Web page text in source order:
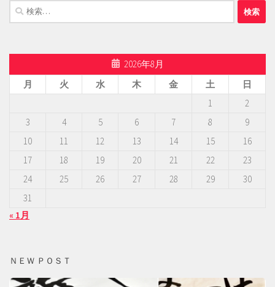
検
索:
2026年8月
月
火 水 木 金 土
日
1
2
3
4 5 6 7 8
9
10
11 12 13 14 15
16
17
18 19 20 21 22
23
24
25 26 27 28 29
30
31
« 1月
ＮＥＷ ＰＯＳＴ